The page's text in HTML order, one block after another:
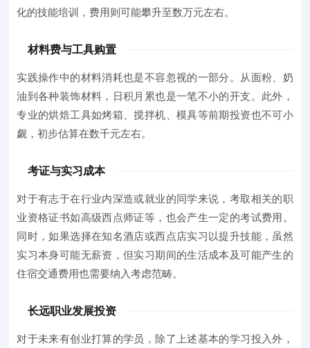
化的技能培训，费用则可能攀升至数万元左右。
材料费与工具购置
实践操作中的材料消耗也是不容忽视的一部分。从面粉、奶
油到各种装饰材料，日积月累也是一笔不小的开支。此外，
专业的烘焙工具如烤箱、搅拌机、模具等前期投资也不可小
觑，初步估算在数千元左右。
考证与实习成本
对于有志于在行业内深造或就业的同学来说，考取相关的职
业资格证书如高级西点师证等，也会产生一定的考试费用。
同时，如果选择在知名酒店或西点店实习以提升技能，虽然
实习本身可能无薪资，但实习期间的生活成本及可能产生的
住宿交通费用也需要纳入考虑范畴。
长远职业发展投资
对于未来有创业打算的学员，除了上述基本的学习投入外，